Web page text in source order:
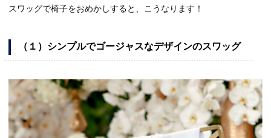
スワッグで椅子をおめかしすると、こうなります！
（１）シンプルでゴージャスなデザインのスワッグ